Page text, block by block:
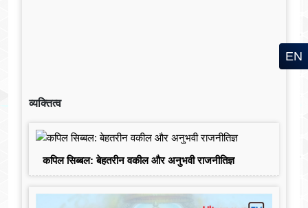
व्यक्तित्व
कपिल सिब्बल: बेहतरीन वकील और अनुभवी राजनीतिज्ञ
EN